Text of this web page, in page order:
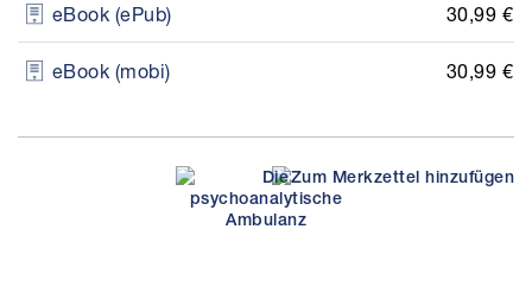
eBook (ePub) 30,99 €
eBook (mobi) 30,99 €